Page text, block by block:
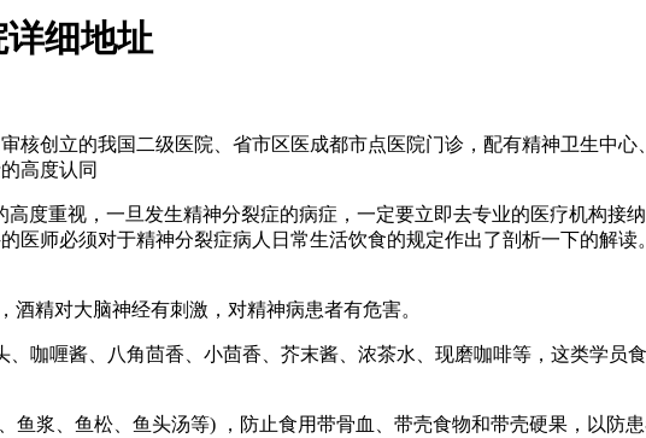
细地址
创立的我国二级医院、省市区医成都市点医院门诊，配有精神卫生中心、
高度认同
重视，一旦发生精神分裂症的病症，一定要立即去专业的医疗机构接
医师必须对于精神分裂症病人日常生活饮食的规定作出了剖析一下的解
精对大脑神经有刺激，对精神病患者有危害。
喱酱、八角茴香、小茴香、芥末酱、浓茶水、现磨咖啡等，这类学员
浆、鱼松、鱼头汤等) ，防止食用带骨血、带壳食物和带壳硬果，以防